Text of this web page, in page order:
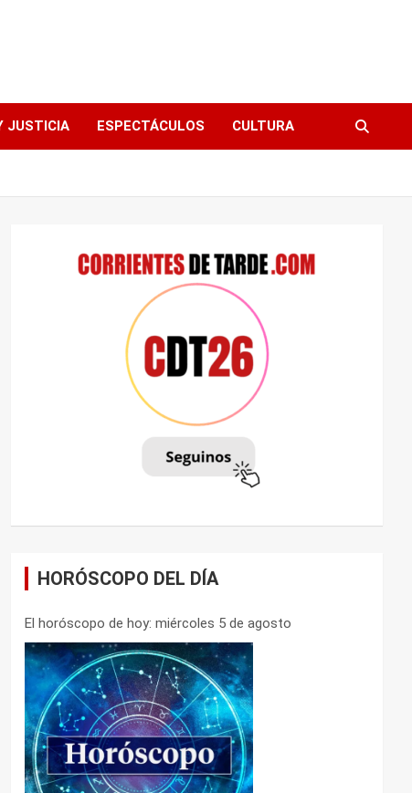
JUSTICIA ESPECTÁCULOS CULTURA
HORÓSCOPO DEL DÍA
El horóscopo de hoy: miércoles 5 de agosto